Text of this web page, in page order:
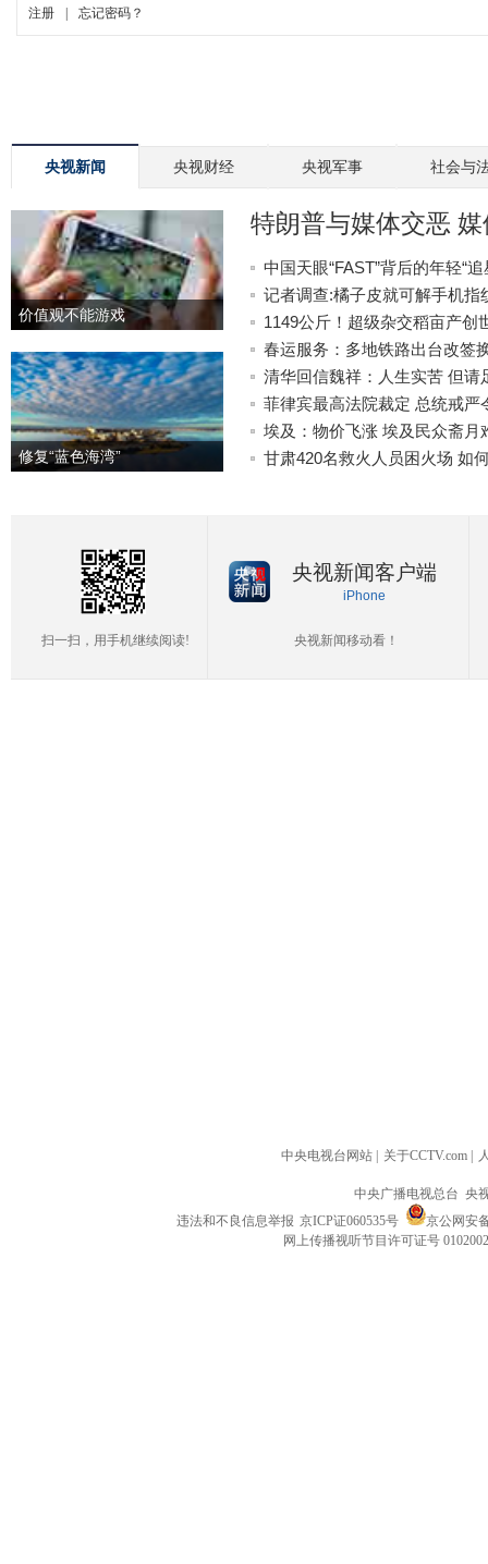
央视新闻 央视财经 央视军事 社会与
价值观不能游戏
修复“蓝色海湾”
特朗普与媒体交恶
中国天眼“FAST”背后的年轻“追
记者调查:橘子皮就可解手机指
1149公斤！超级杂交稻亩产创
春运服务：多地铁路出台改签
清华回信魏祥：人生实苦 但请
菲律宾最高法院裁定 总统戒严
埃及：物价飞涨 埃及民众斋月
甘肃420名救火人员困火场 如
扫一扫，用手机继续阅读!
央视新闻客户端
iPhone
央视新闻移动看！
中央电视台网站 关于CCTV.com
中央广播电视总台 央
违法和不良信息举报 京ICP证060535号
京公网安
网上传播视听节目许可证号